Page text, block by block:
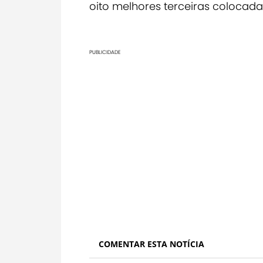
oito melhores terceiras
PUBLICIDADE
COMENTAR ESTA NOTÍCIA